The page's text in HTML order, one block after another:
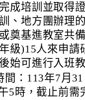
成培訓並取得
、地方團辦理
奠基進教室共
級)15人來申請
始可進行入班
間：113年7月
5時，截止前需